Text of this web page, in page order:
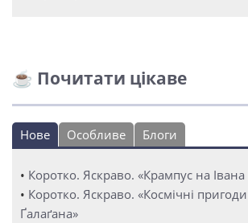
☕ Почитати цікаве
Нове Особливе Блоги
• Коротко. Яскраво. «Крампус на Івана
• Коротко. Яскраво. «Космічні
Ґалаґана»